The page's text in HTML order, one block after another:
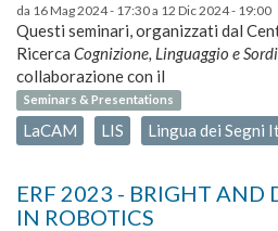
da 16 Mag 2024 - 17:30a 12 Dic 2024 - 19:00
Questi seminari, organizzati dal
Ricerca Cognizione, Linguaggio e
collaborazione con il
Seminars & Presentations
LaCAM LIS Lingua dei Segni
ERF 2023 - BRIGHT AND
IN ROBOTICS